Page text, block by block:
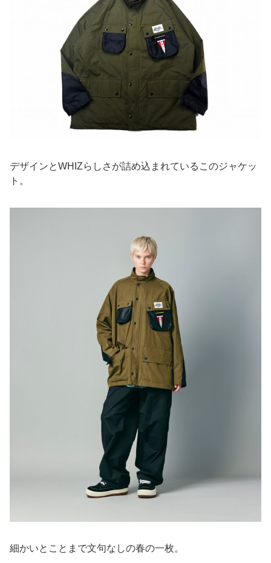
デザインとWHIZらしさが詰め込まれているこのジャケッ
ト。
細かいとことまで文句なしの春の一枚。